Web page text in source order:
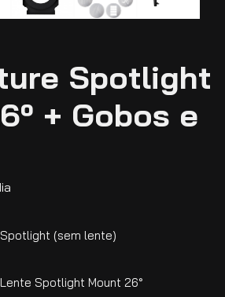
Spotlight
+ Gobos e